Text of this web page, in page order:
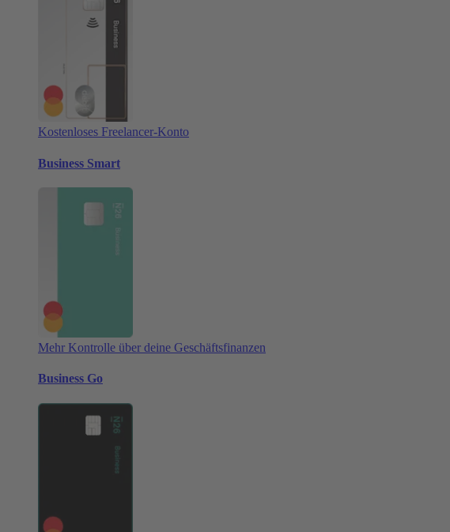
Kostenloses Freelancer-Konto
Business Smart
Mehr Kontrolle über deine Geschäftsfinanzen
Business Go